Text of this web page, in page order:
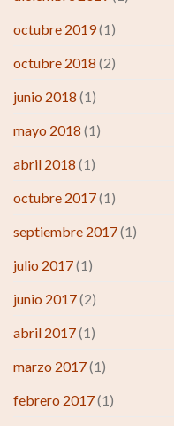
octubre 2019(1)
octubre 2018 (2)
junio 2018 (1)
mayo 2018 (1)
abril 2018 (1)
octubre 2017(1)
septiembre 2017(1)
julio 2017(1)
junio 2017(2)
abril 2017(1)
marzo 2017(1)
febrero 2017(1)